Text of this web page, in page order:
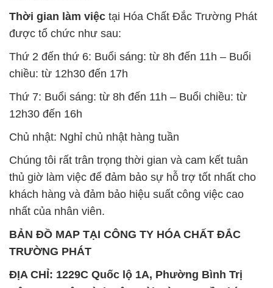
Thời gian làm việc tại Hóa Chất Đắc Trường Phát
được tổ chức như sau:
Thứ 2 đến thứ 6: Buổi sáng: từ 8h đến 11h – Buổi
chiều: từ 12h30 đến 17h
Thứ 7: Buổi sáng: từ 8h đến 11h – Buổi chiều: từ
12h30 đến 16h
Chủ nhật: Nghỉ chủ nhật hàng tuần
Chúng tôi rất trân trọng thời gian và cam kết tuân
thủ giờ làm việc để đảm bảo sự hỗ trợ tốt nhất cho
khách hàng và đảm bảo hiệu suất công việc cao
nhất của nhân viên.
BẢN ĐỒ MAP TẠI CÔNG TY HÓA CHẤT ĐẮC
TRƯỜNG PHÁT
ĐỊA CHỈ: 1229C Quốc lộ 1A, Phường Bình Trị